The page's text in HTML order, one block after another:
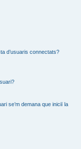
d’usuaris connectats?
se’m demana que iniciï la